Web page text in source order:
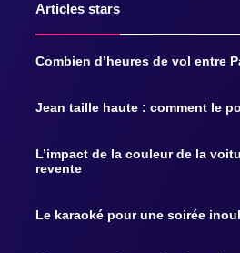
Articles stars
Combien d’heures de vol entre
Jean taille haute : comment le
L’impact de la couleur de la
revente
Le karaoké pour une soirée